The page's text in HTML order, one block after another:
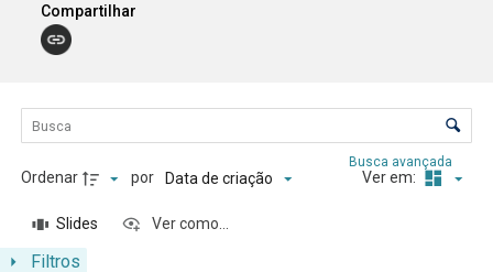
Compartilhar
Lista de itens
Controle de ordenação e visualização
Filtros
Busca avançada
Ordenar por Data de criação Ver em:
Slides Ver como...